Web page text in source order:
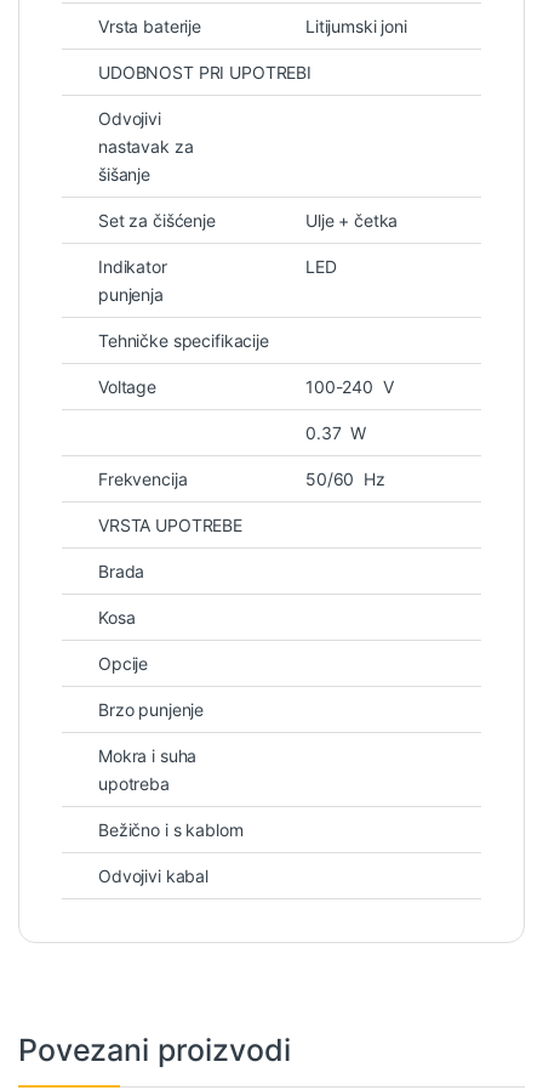
Vrsta baterije Litijumski joni
UDOBNOST PRI UPOTREBI
Odvojivi
nastavak za
šišanje
Set za čišćenje Ulje + četka
Indikator
punjenja
LED
Tehničke specifikacije
Voltage 100-240 V
0.37 W
Frekvencija 50/60 Hz
VRSTA UPOTREBE
Brada
Kosa
Opcije
Brzo punjenje
Mokra i suha
upotreba
Bežično i s kablom
Odvojivi kabal
Povezani proizvodi